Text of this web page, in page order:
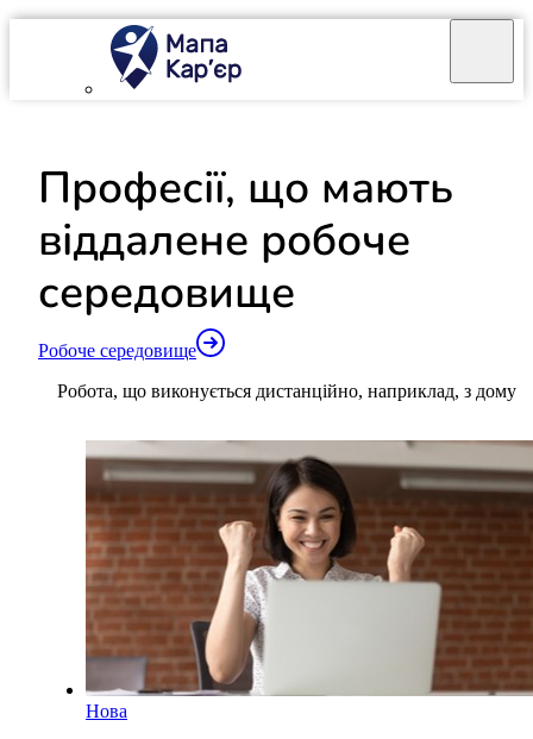
Професії, що мають
віддалене робоче
середовище
Робоче середовище
Робота, що виконується дистанційно, наприклад, з дому
Нова